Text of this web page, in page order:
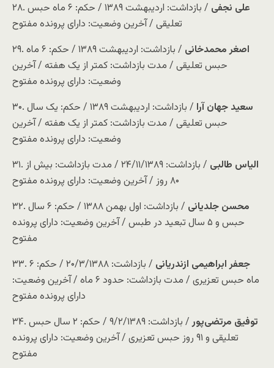
۲۸.
علی نجفی
/ بازداشت: اردیبهشت ۱۳۸۹ / حکم: ۶ ماه حبس
تعلیقی / آخرین وضعیت: دارای پرونده مفتوح
۲۹.
اصغر محمدخانی
/ بازداشت: اردیبهشت ۱۳۸۹ / حکم: ۶ ماه
حبس تعلیقی / مدت بازداشت: کمتر از یک هفته / آخرین
وضعیت: دارای پرونده مفتوح
۳۰.
سعید جهان آرا
/ بازداشت: اردیبهشت ۱۳۸۹ / حکم: یک سال
حبس تعلیقی / مدت بازداشت: کمتر از یک هفته / آخرین
وضعیت: دارای پرونده مفتوح
۳۱.
الیاس طالبی
/ بازداشت: ۲۴/۱۱/۱۳۸۹ / مدت بازداشت: بیش از
۸۰ روز / آخرین وضعیت: دارای پرونده مفتوح
۳۲.
محسن جلدیانی
/ بازداشت: اول بهمن ۱۳۸۸ / حکم: ۶ سال
حبس و ۵ سال تبعید در طبس / آخرین وضعیت: دارای پرونده
مفتوح
۳۳.
جعفر ابراهیمی ازندریانی
/ بازداشت: ۲۰/۳/۱۳۸۸ / حکم: ۶
ماه حبس تعزیری / مدت بازداشت: حدود ۶ ماه / آخرین وضعیت:
دارای پرونده مفتوح
۳۴.
توفیق مرتضی‌پور
/ بازداشت: ۹/۲/۱۳۸۹ / حکم: ۲ سال حبس
تعلیقی و ۹۱ روز حبس تعزیری / آخرین وضعیت: دارای پرونده
مفتوح